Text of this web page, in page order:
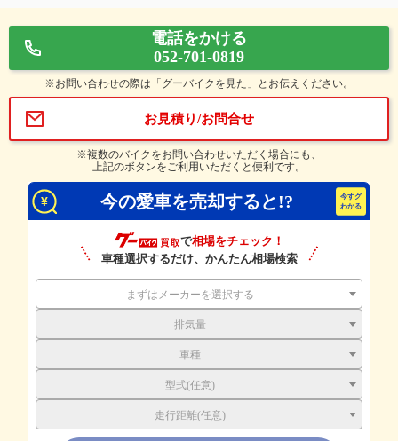
電話をかける
052-701-0819
※お問い合わせの際は「グーバイクを見た」とお伝えください。
お見積り/お問合せ
※複数のバイクをお問い合わせいただく場合にも、
上記のボタンをご利用いただくと便利です。
今の愛車を売却すると!?
で相場をチェック！
車種選択するだけ、かんたん相場検索
まずはメーカーを選択する
排気量
車種
型式(任意)
走行距離(任意)